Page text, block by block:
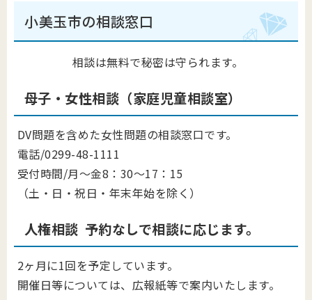
小美玉市の相談窓口
相談は無料で秘密は守られます。
母子・女性相談（家庭児童相談室）
DV問題を含めた女性問題の相談窓口です。
電話/0299-48-1111
受付時間/月～金8：30～17：15
（土・日・祝日・年末年始を除く）
人権相談 予約なしで相談に応じます。
2ヶ月に1回を予定しています。
開催日等については、広報紙等で案内いたします。